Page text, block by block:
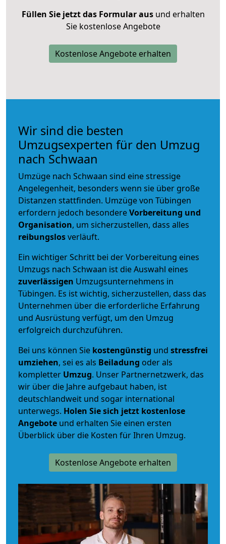
Füllen Sie jetzt das Formular ausund erhalten
Sie kostenlose Angebote
Kostenlose Angebote erhalten
Wir sind die besten
Umzugsexperten für den Umzug
nach Schwaan
Umzüge nach Schwaan sind eine stressige
Angelegenheit, besonders wenn sie über große
Distanzen stattfinden. Umzüge von Tübingen
erfordern jedoch besondereVorbereitung und
Organisation, um sicherzustellen, dass alles
reibungslosverläuft.
Ein wichtiger Schritt bei der Vorbereitung eines
Umzugs nach Schwaan ist die Auswahl eines
zuverlässigen Umzugsunternehmens in
Tübingen. Es ist wichtig, sicherzustellen, dass das
Unternehmen über die erforderliche Erfahrung
und Ausrüstung verfügt, um den Umzug
erfolgreich durchzuführen.
Bei uns können Sie kostengünstig und stressfrei
umziehen, sei es als Beiladung oder als
kompletter Umzug. Unser Partnernetzwerk, das
wir über die Jahre aufgebaut haben, ist
deutschlandweit und sogar international
unterwegs. Holen Sie sich jetzt kostenlose
Angebote und erhalten Sie einen ersten
Überblick über die Kosten für Ihren Umzug.
Kostenlose Angebote erhalten